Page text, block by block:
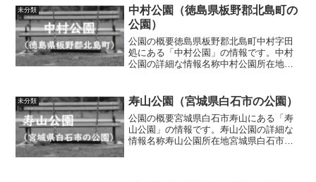
場、四阿、総合遊具、芝生広場、パーゴ
ラトイレの有無あり...
未分類
中村公園（徳島県板野郡北島町の
公園）
公園の概要徳島県板野郡北島町中村字田
処にある「中村公園」の情報です。中村
公園の詳細な情報名称中村公園所在地徳
ンコ、滑り台、上り棒、砂場、パーゴラ
トイレの有無なし車椅子...
未分類 寿山公園（宮城県白石市の公園）
公園の概要宮城県白石市寿山にある「寿
山公園」の情報です。寿山公園の詳細な
情報名称寿山公園所在地宮城県白石市寿